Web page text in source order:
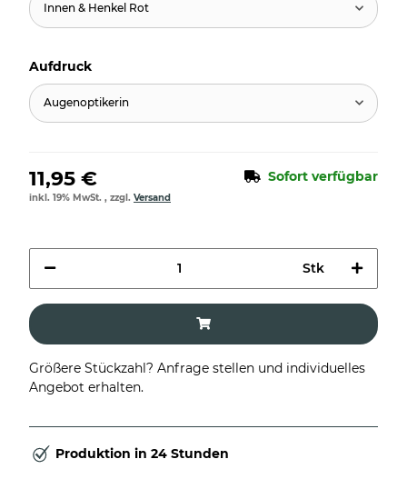
Innen & Henkel Rot
Aufdruck
Augenoptikerin
11,95 € Sofort verfügbar
inkl. 19% MwSt. , zzgl. Versand
Stk
Größere Stückzahl? Anfrage stellen und individuelles
Angebot erhalten.
Produktion in 24 Stunden